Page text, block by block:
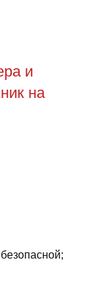
и
на